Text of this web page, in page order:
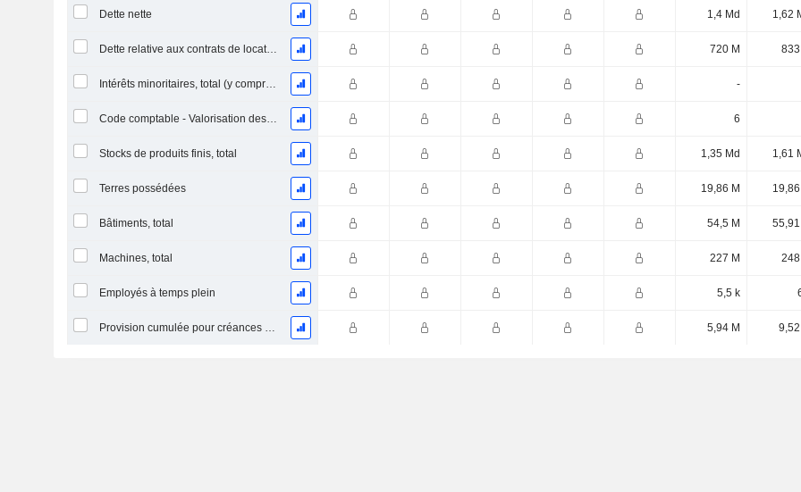
Dette nette 1,4 Md 1,62
Dette relative aux contrats de location 720 M 833
Intérêts minoritaires, total (y compris la division financière) -
Code comptable - Valorisation des stocks 6
Stocks de produits finis, total 1,35 Md 1,61
Terres possédées 19,86 M 19,86
Bâtiments, total 54,5 M 55,91
Machines, total 227 M 248
Employés à temps plein 5,5 k
Provision cumulée pour créances douteuses (Supple) 5,94 M 9,52